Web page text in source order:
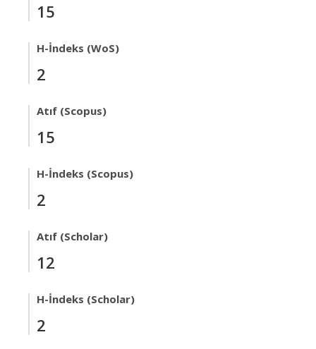
15
H-İndeks (WoS)
2
Atıf (Scopus)
15
H-İndeks (Scopus)
2
Atıf (Scholar)
12
H-İndeks (Scholar)
2